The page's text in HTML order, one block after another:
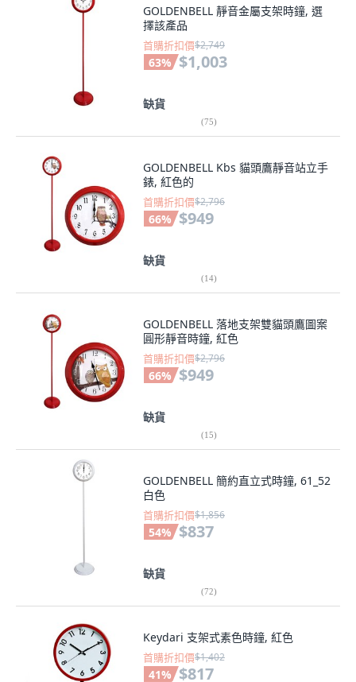
GOLDENBELL 靜音金屬支架時鐘, 選
擇該產品
首購折扣價$2,749
63% $1,003
缺貨
(75)
GOLDENBELL Kbs 貓頭鷹靜音站立手
錶, 紅色的
首購折扣價$2,796
66% $949
缺貨
(14)
GOLDENBELL 落地支架雙貓頭鷹圖案
圓形靜音時鐘, 紅色
首購折扣價$2,796
66% $949
缺貨
(15)
GOLDENBELL 簡約直立式時鐘, 61_52
白色
首購折扣價$1,856
54% $837
缺貨
(72)
Keydari 支架式素色時鐘, 紅色
首購折扣價$1,402
41% $817